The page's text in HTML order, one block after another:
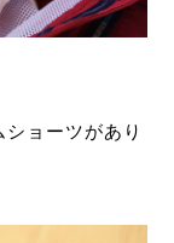
ョーツがあり